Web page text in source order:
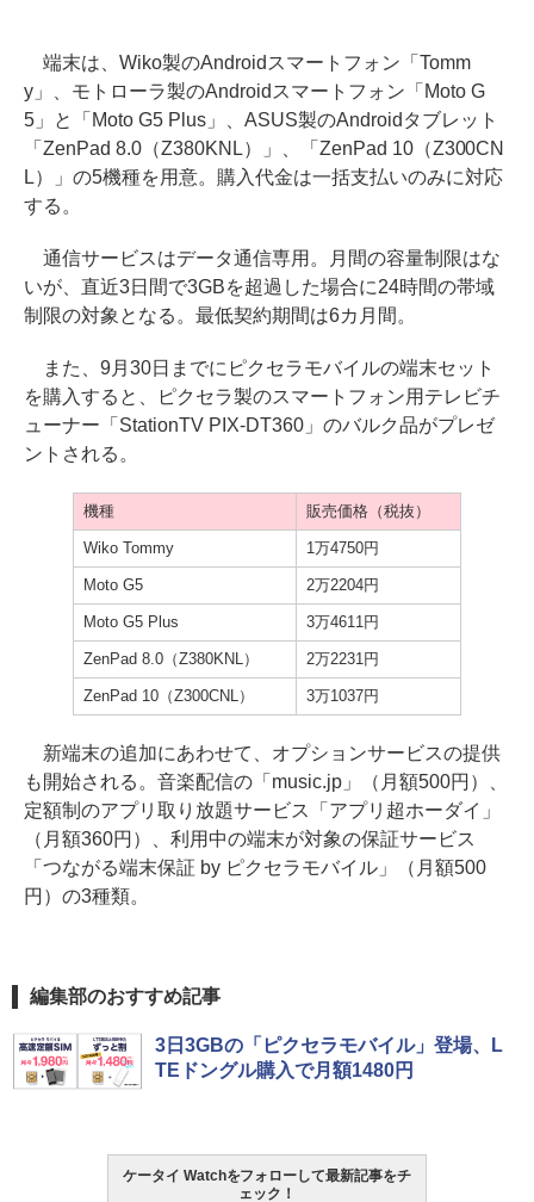
端末は、Wiko製のAndroidスマートフォン「Tomm
y」、モトローラ製のAndroidスマートフォン「Moto G
5」と「Moto G5 Plus」、ASUS製のAndroidタブレット
「ZenPad 8.0（Z380KNL）」、「ZenPad 10（Z300CN
L）」の5機種を用意。購入代金は一括支払いのみに対応
する。
通信サービスはデータ通信専用。月間の容量制限はな
いが、直近3日間で3GBを超過した場合に24時間の帯域
制限の対象となる。最低契約期間は6カ月間。
また、9月30日までにピクセラモバイルの端末セット
を購入すると、ピクセラ製のスマートフォン用テレビチ
ューナー「StationTV PIX-DT360」のバルク品がプレゼ
ントされる。
機種 販売価格（税抜）
Wiko Tommy 1万4750円
Moto G5 2万2204円
Moto G5 Plus 3万4611円
ZenPad 8.0（Z380KNL） 2万2231円
ZenPad 10（Z300CNL） 3万1037円
新端末の追加にあわせて、オプションサービスの提供
も開始される。音楽配信の「music.jp」（月額500円）、
定額制のアプリ取り放題サービス「アプリ超ホーダイ」
（月額360円）、利用中の端末が対象の保証サービス
「つながる端末保証 by ピクセラモバイル」（月額500
円）の3種類。
編集部のおすすめ記事
3日3GBの「ピクセラモバイル」登場、L
TEドングル購入で月額1480円
ケータイ Watchをフォローして最新記事をチ
ェック！